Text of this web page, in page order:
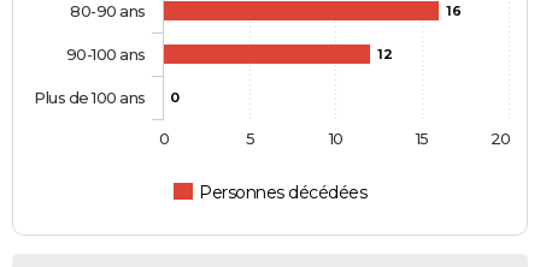
16
12
0
Personnes décédées
80-90 ans
90-100 ans
Plus de 100 ans
0 5 10 15 20